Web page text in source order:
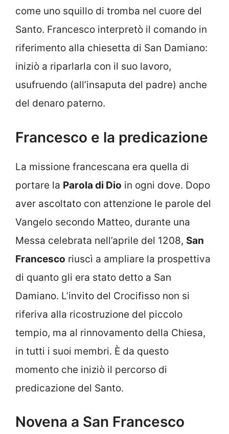
come uno squillo di tromba nel cuore del
Santo. Francesco interpretò il comando in
riferimento alla chiesetta di San Damiano:
iniziò a riparlarla con il suo lavoro,
usufruendo (all’insaputa del padre) anche
del denaro paterno.
Francesco e la predicazione
La missione francescana era quella di
portare la Parola di Dio in ogni dove. Dopo
aver ascoltato con attenzione le parole del
Vangelo secondo Matteo, durante una
Messa celebrata nell’aprile del 1208, San
Francesco riuscì a ampliare la prospettiva
di quanto gli era stato detto a San
Damiano. L’invito del Crocifisso non si
riferiva alla ricostruzione del piccolo
tempio, ma al rinnovamento della Chiesa,
in tutti i suoi membri. È da questo
momento che iniziò il percorso di
predicazione del Santo.
Novena a San Francesco